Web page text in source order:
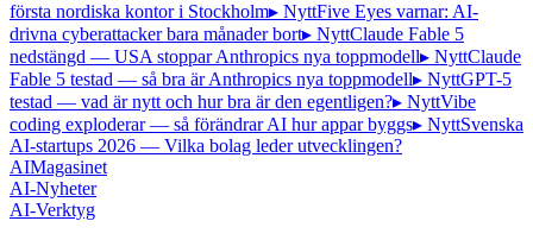
första nordiska kontor i Stockholm▸ NyttFive Eyes varnar: AI-
drivna cyberattacker bara månader bort▸ NyttClaude Fable 5
nedstängd — USA stoppar Anthropics nya toppmodell▸ NyttClaude
Fable 5 testad — så bra är Anthropics nya toppmodell▸ NyttGPT-5
testad — vad är nytt och hur bra är den egentligen?▸ NyttVibe
coding exploderar — så förändrar AI hur appar byggs▸ NyttSvenska
AI-startups 2026 — Vilka bolag leder utvecklingen?
AIMagasinet
AI-Nyheter
AI-Verktyg